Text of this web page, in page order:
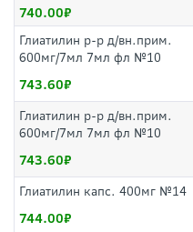
740.00
Глиатилин р-р д/вн.прим.
600мг/7мл 7мл фл №10
743.60
Глиатилин р-р д/вн.прим.
600мг/7мл 7мл фл №10
743.60
Глиатилин капс. 400мг №14
744.00